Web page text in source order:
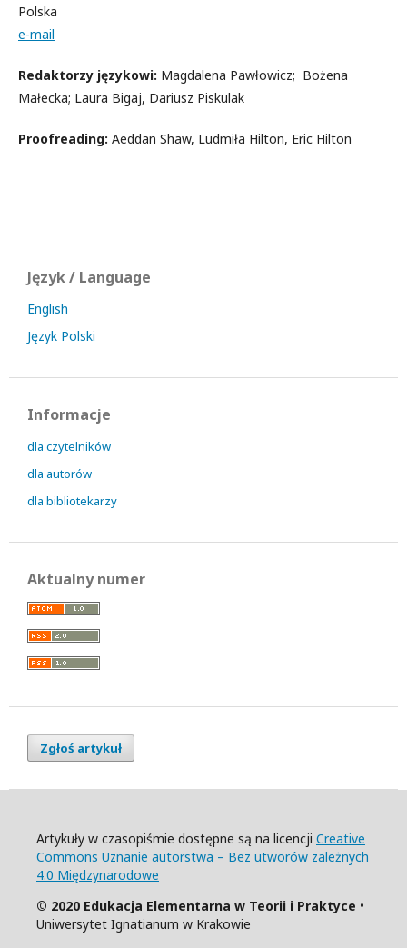
Polska
e-mail
Redaktorzy językowi: Magdalena Pawłowicz; Bożena
Małecka; Laura Bigaj, Dariusz Piskulak
Proofreading: Aeddan Shaw, Ludmiła Hilton, Eric Hilton
Język / Language
English
Język Polski
Informacje
dla czytelników
dla autorów
dla bibliotekarzy
Aktualny numer
Zgłoś artykuł
Artykuły w czasopiśmie dostępne są na licencji Creative
Commons Uznanie autorstwa – Bez utworów zależnych
4.0 Międzynarodowe
© 2020 Edukacja Elementarna w Teorii i Praktyce •
Uniwersytet Ignatianum w Krakowie